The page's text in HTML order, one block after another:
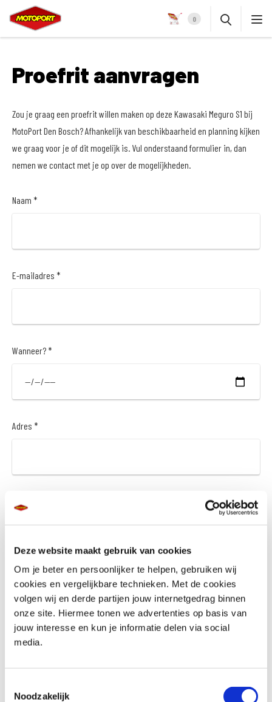
Deze website maakt gebruik van cookies
Om je beter en persoonlijker te helpen, gebruiken wij
cookies en vergelijkbare technieken. Met de cookies
volgen wij en derde partijen jouw internetgedrag binnen
onze site. Hiermee tonen we advertenties op basis van
jouw interesse en kun je informatie delen via social
media.
Noodzakelijk
0
Proefrit aanvragen
Zou je graag een proefrit willen maken op deze Kawasaki Meguro S1 bij
MotoPort Den Bosch? Afhankelijk van beschikbaarheid en planning kijken
we graag voor je of dit mogelijk is. Vul onderstaand formulier in, dan
nemen we contact met je op over de mogelijkheden.
Naam *
E-mailadres *
Wanneer? *
Adres *
Woonplaats *